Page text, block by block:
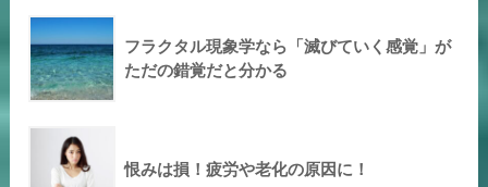
フラクタル現象学なら「滅びていく感覚」が
ただの錯覚だと分かる
恨みは損！疲労や老化の原因に！